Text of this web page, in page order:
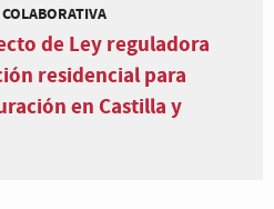
de Ley reguladora
residencial para
en Castilla y